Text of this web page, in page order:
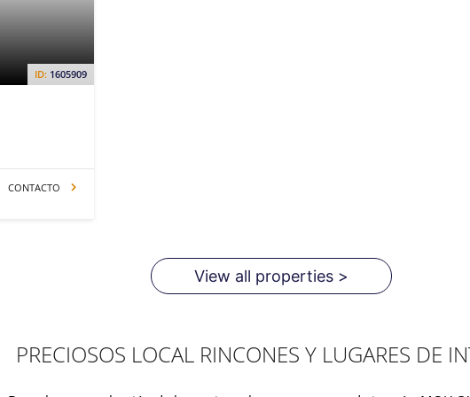
ID: 1605909
CONTACTO
View all properties >
PRECIOSOS LOCAL RINCONES Y LUGARES DE